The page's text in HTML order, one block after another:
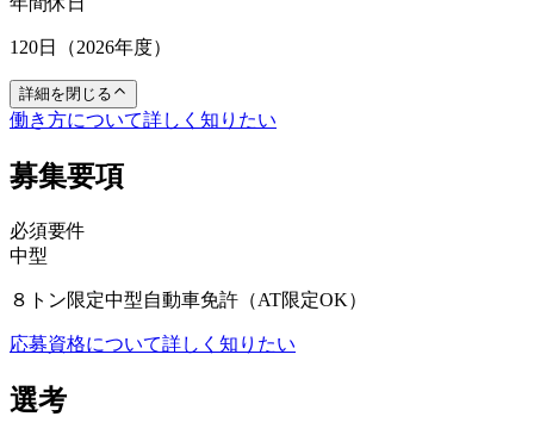
120日（2026年度）
詳細を閉じる
働き方について詳しく知りたい
募集要項
必須要件
中型
８トン限定中型自動車免許（AT限定OK）
応募資格について詳しく知りたい
選考